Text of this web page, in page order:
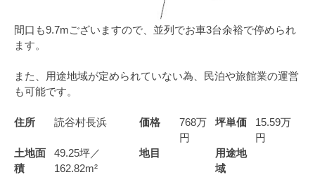
間口も9.7mございますので、並列でお車3台余裕で停められ
ます。
また、用途地域が定められていない為、民泊や旅館業の運営
も可能です。
住所 読谷村長浜 価格
768万
円
坪単価
15.59万
円
土地面
積
49.25坪／
162.82m²
地目
用途地
域